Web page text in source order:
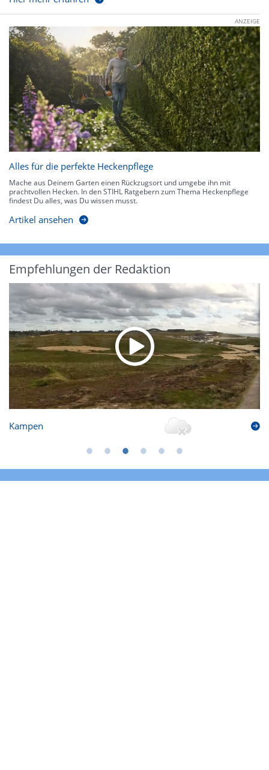
ANZEIGE
Alles für die perfekte Heckenpflege
Mache aus Deinem Garten einen Rückzugsort und umgebe ihn mit
prachtvollen Hecken. In den STIHL Ratgebern zum Thema Heckenpflege
findest Du alles, was Du wissen musst.
Artikel ansehen
Empfehlungen der Redaktion
Kampen